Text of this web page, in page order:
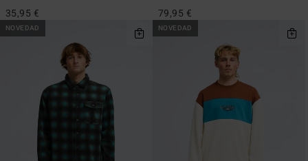
35,95 € 79,95 €
NOVEDAD NOVEDAD